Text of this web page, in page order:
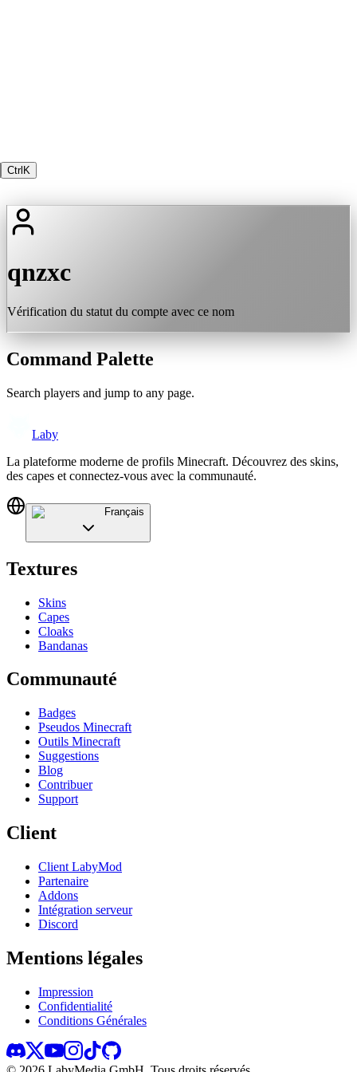
Ctrl K
qnzxc
Vérification du statut du compte avec ce nom
Command Palette
Search players and jump to any page.
Laby
La plateforme moderne de profils Minecraft. Découvrez des skins,
des capes et connectez-vous avec la communauté.
Français
Textures
Skins
Capes
Cloaks
Bandanas
Communauté
Badges
Pseudos Minecraft
Outils Minecraft
Suggestions
Blog
Contribuer
Support
Client
Client LabyMod
Partenaire
Addons
Intégration serveur
Discord
Mentions légales
Impression
Confidentialité
Conditions Générales